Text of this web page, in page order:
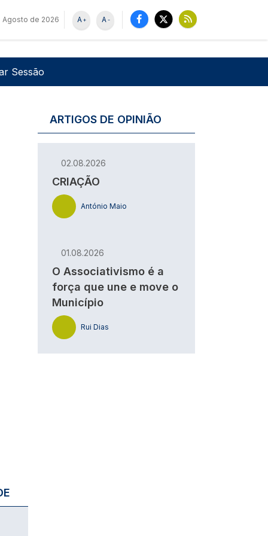
Agosto de 2026 -
A
+
A
de utilizador
Sessão
ARTIGOS DE OPINIÃO
02.08.2026
CRIAÇÃO
António Maio
01.08.2026
O Associativismo é a
força que une e move o
Município
Rui Dias